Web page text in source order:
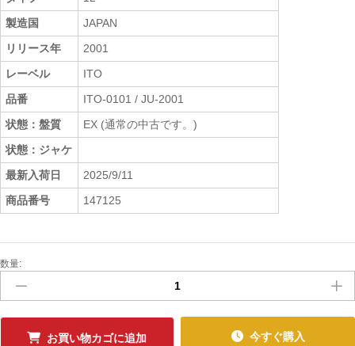
製造国
JAPAN
リリース年
2001
レーベル
ITO
品番
ITO-0101 / JU-2001
状態：盤質
EX (通常の中古です。)
状態：ジャケ
最新入荷日
2025/9/11
商品番号
147125
中
ﾚ
ｺ
数量:
お買い物カゴに追加 今すぐ購入